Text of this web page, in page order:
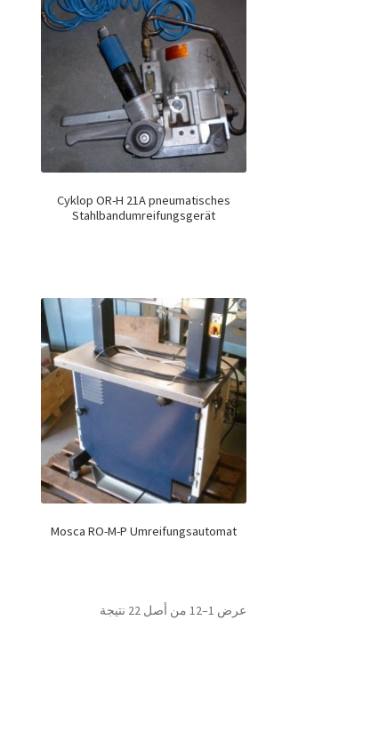
Cyklop OR-H 21A pneumatisches
Stahlbandumreifungsgerät
Mosca RO-M-P Umreifungsautomat
عرض 1–12 من أصل 22 نتيجة